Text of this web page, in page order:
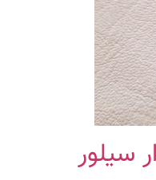
سیلور